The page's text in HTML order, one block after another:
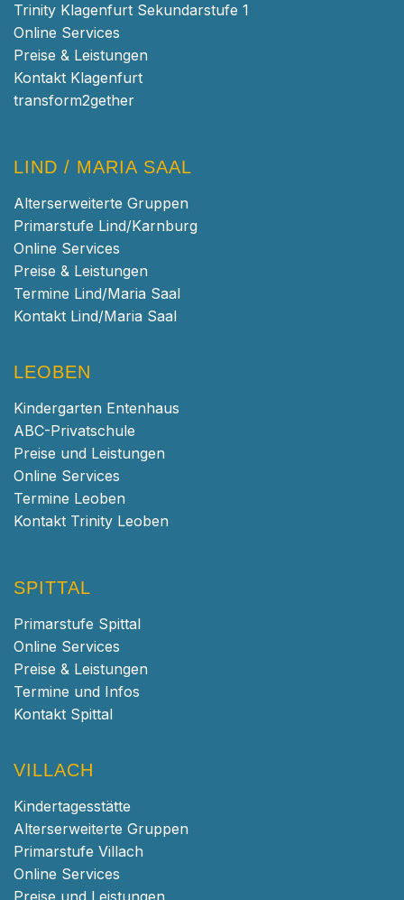
Trinity Klagenfurt Sekundarstufe 1
Online Services
Preise & Leistungen
Kontakt Klagenfurt
transform2gether
LIND / MARIA SAAL
Alterserweiterte Gruppen
Primarstufe Lind/Karnburg
Online Services
Preise & Leistungen
Termine Lind/Maria Saal
Kontakt Lind/Maria Saal
LEOBEN
Kindergarten Entenhaus
ABC-Privatschule
Preise und Leistungen
Online Services
Termine Leoben
Kontakt Trinity Leoben
SPITTAL
Primarstufe Spittal
Online Services
Preise & Leistungen
Termine und Infos
Kontakt Spittal
VILLACH
Kindertagesstätte
Alterserweiterte Gruppen
Primarstufe Villach
Online Services
Preise und Leistungen